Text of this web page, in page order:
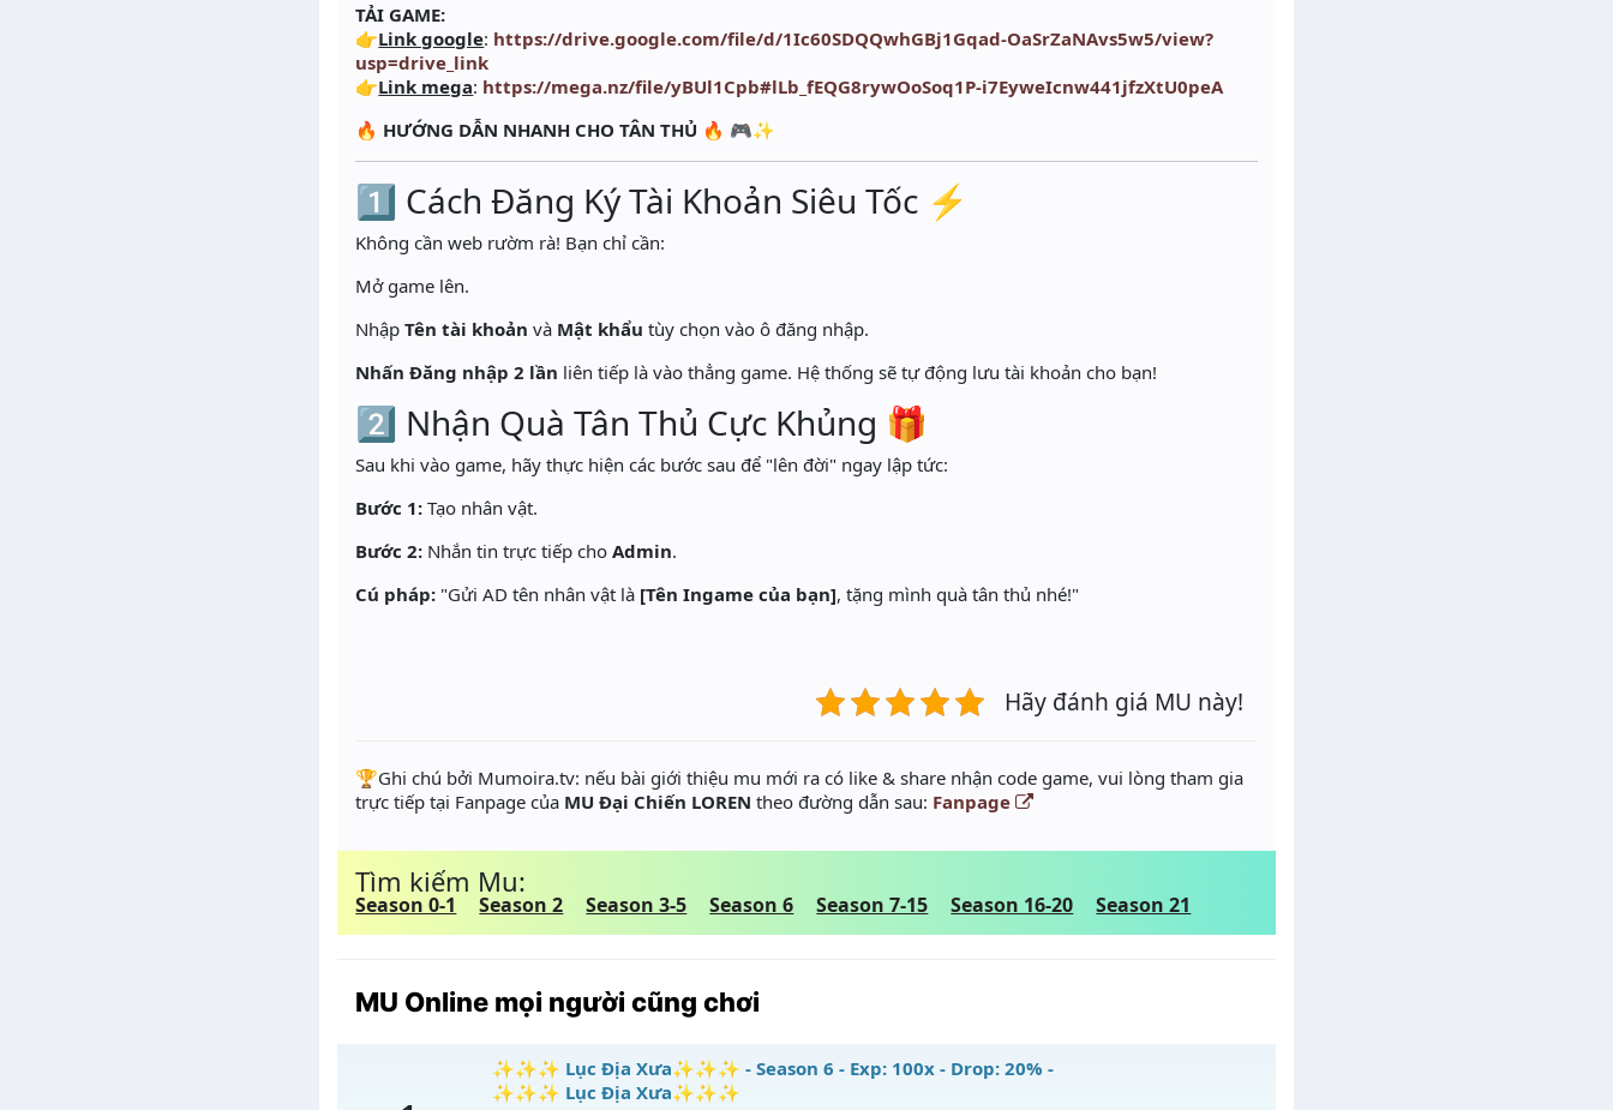
TẢI GAME:
👉Link google: https://drive.google.com/file/d/1Ic60SDQQwhGBj1Gqad-OaSrZaNAvs5w5/view?
usp=drive_link
👉Link mega: https://mega.nz/file/yBUl1Cpb#lLb_fEQG8rywOoSoq1P-i7EyweIcnw441jfzXtU0peA
🔥 HƯỚNG DẪN NHANH CHO TÂN THỦ 🔥 🎮✨
1️⃣ Cách Đăng Ký Tài Khoản Siêu Tốc ⚡
Không cần web rườm rà! Bạn chỉ cần:
Mở game lên.
NhậpTên tài khoản và Mật khẩu tùy chọn vào ô đăng nhập.
Nhấn Đăng nhập 2 lần liên tiếp là vào thẳng game. Hệ thống sẽ tự động lưu tài khoản cho bạn!
2️⃣ Nhận Quà Tân Thủ Cực Khủng 🎁
Sau khi vào game, hãy thực hiện các bước sau để "lên đời" ngay lập tức:
Bước 1: Tạo nhân vật.
Bước 2: Nhắn tin trực tiếp choAdmin.
Cú pháp: "Gửi AD tên nhân vật là [Tên Ingame của bạn], tặng mình quà tân thủ nhé!"
Hãy đánh giá MU này!
️🏆Ghi chú bởi Mumoira.tv: nếu bài giới thiệu mu mới ra có like & share nhận code game, vui lòng tham gia
trực tiếp tại Fanpage của MU Đại Chiến LOREN theo đường dẫn sau: Fanpage
Tìm kiếm Mu:
Season 0-1 Season 2 Season 3-5 Season 6 Season 7-15 Season 16-20 Season 21
MU Online mọi người cũng chơi
✨✨✨ Lục Địa Xưa✨✨✨ - Season 6 - Exp: 100x - Drop: 20% -
✨✨✨ Lục Địa Xưa✨✨✨